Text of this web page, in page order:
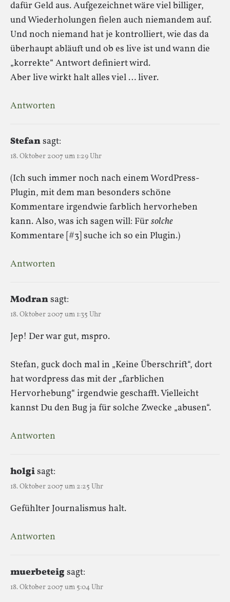
dafür Geld aus. Aufgezeichnet wäre viel billiger,
und Wiederholungen fielen auch niemandem auf.
Und noch niemand hat je kontrolliert, wie das da
überhaupt abläuft und ob es live ist und wann die
„korrekte“ Antwort definiert wird.
Aber live wirkt halt alles viel … liver.
Antworten
Stefansagt:
18. Oktober 2007 um 1:29 Uhr
(Ich such immer noch nach einem WordPress-
Plugin, mit dem man besonders schöne
Kommentare irgendwie farblich hervorheben
kann. Also, was ich sagen will: Für solche
Kommentare [#3] suche ich so ein Plugin.)
Antworten
Modransagt:
18. Oktober 2007 um 1:35 Uhr
Jep! Der war gut, mspro.
Stefan, guck doch mal in „Keine Überschrift“, dort
hat wordpress das mit der „farblichen
Hervorhebung“ irgendwie geschafft. Vielleicht
kannst Du den Bug ja für solche Zwecke „abusen“.
Antworten
holgisagt:
18. Oktober 2007 um 2:25 Uhr
Gefühlter Journalismus halt.
Antworten
muerbeteigsagt:
18. Oktober 2007 um 5:04 Uhr